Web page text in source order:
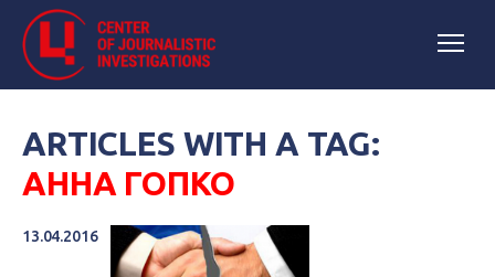
ARTICLES WITH A TAG:
АННА ГОПКО
13.04.2016